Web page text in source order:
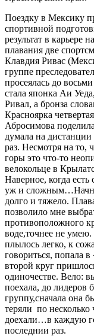
Поездку в Мексику
спортивной
результат в карьере
плавания две
Клавдия Ривас
группе
просеялась до
стала японка Аи
Ривал, а бронза
Красноярка
Абросимова
думала на дистанции
раз. Несмотря на то,
горы это что-то
велокольце в
Наверное, когда есть
уж и
долго и тяжело.
позволило мне
противоположного
воде,точнее не умею.
плылось легко, к
говориться, попала
второй круг
одиночестве. Вело:
поехала, до лидеров
группу,сначала она
теряли по несколько
доехали…в каждую
последнии раз.